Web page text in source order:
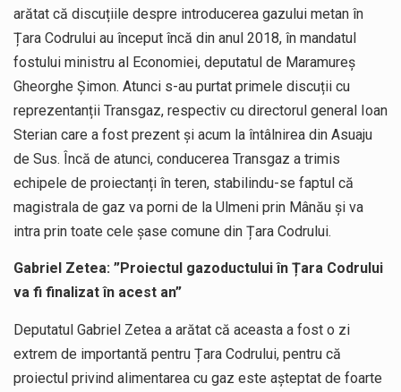
arătat că discuțiile despre introducerea gazului metan în
Țara Codrului au început încă din anul 2018, în mandatul
fostului ministru al Economiei, deputatul de Maramureș
Gheorghe Șimon. Atunci s-au purtat primele discuții cu
reprezentanții Transgaz, respectiv cu directorul general Ioan
Sterian care a fost prezent și acum la întâlnirea din Asuaju
de Sus. Încă de atunci, conducerea Transgaz a trimis
echipele de proiectanți în teren, stabilindu-se faptul că
magistrala de gaz va porni de la Ulmeni prin Mânău și va
intra prin toate cele șase comune din Țara Codrului.
Gabriel Zetea: ”Proiectul gazoductului în Țara Codrului
va fi finalizat în acest an”
Deputatul Gabriel Zetea a arătat că aceasta a fost o zi
extrem de importantă pentru Țara Codrului, pentru că
proiectul privind alimentarea cu gaz este așteptat de foarte